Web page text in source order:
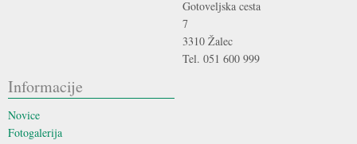
Gotoveljska cesta
7
3310 Žalec
Tel. 051 600 999
Informacije
Novice
Fotogalerija